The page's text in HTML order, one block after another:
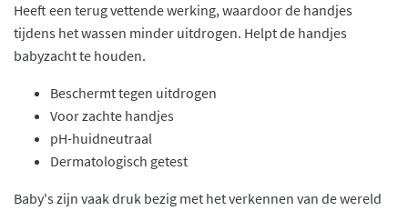
Heeft een terug vettende werking, waardoor de handjes
tijdens het wassen minder uitdrogen. Helpt de handjes
babyzacht te houden.
Beschermt tegen uitdrogen
Voor zachte handjes
pH-huidneutraal
Dermatologisch getest
Baby's zijn vaak druk bezig met het verkennen van de wereld